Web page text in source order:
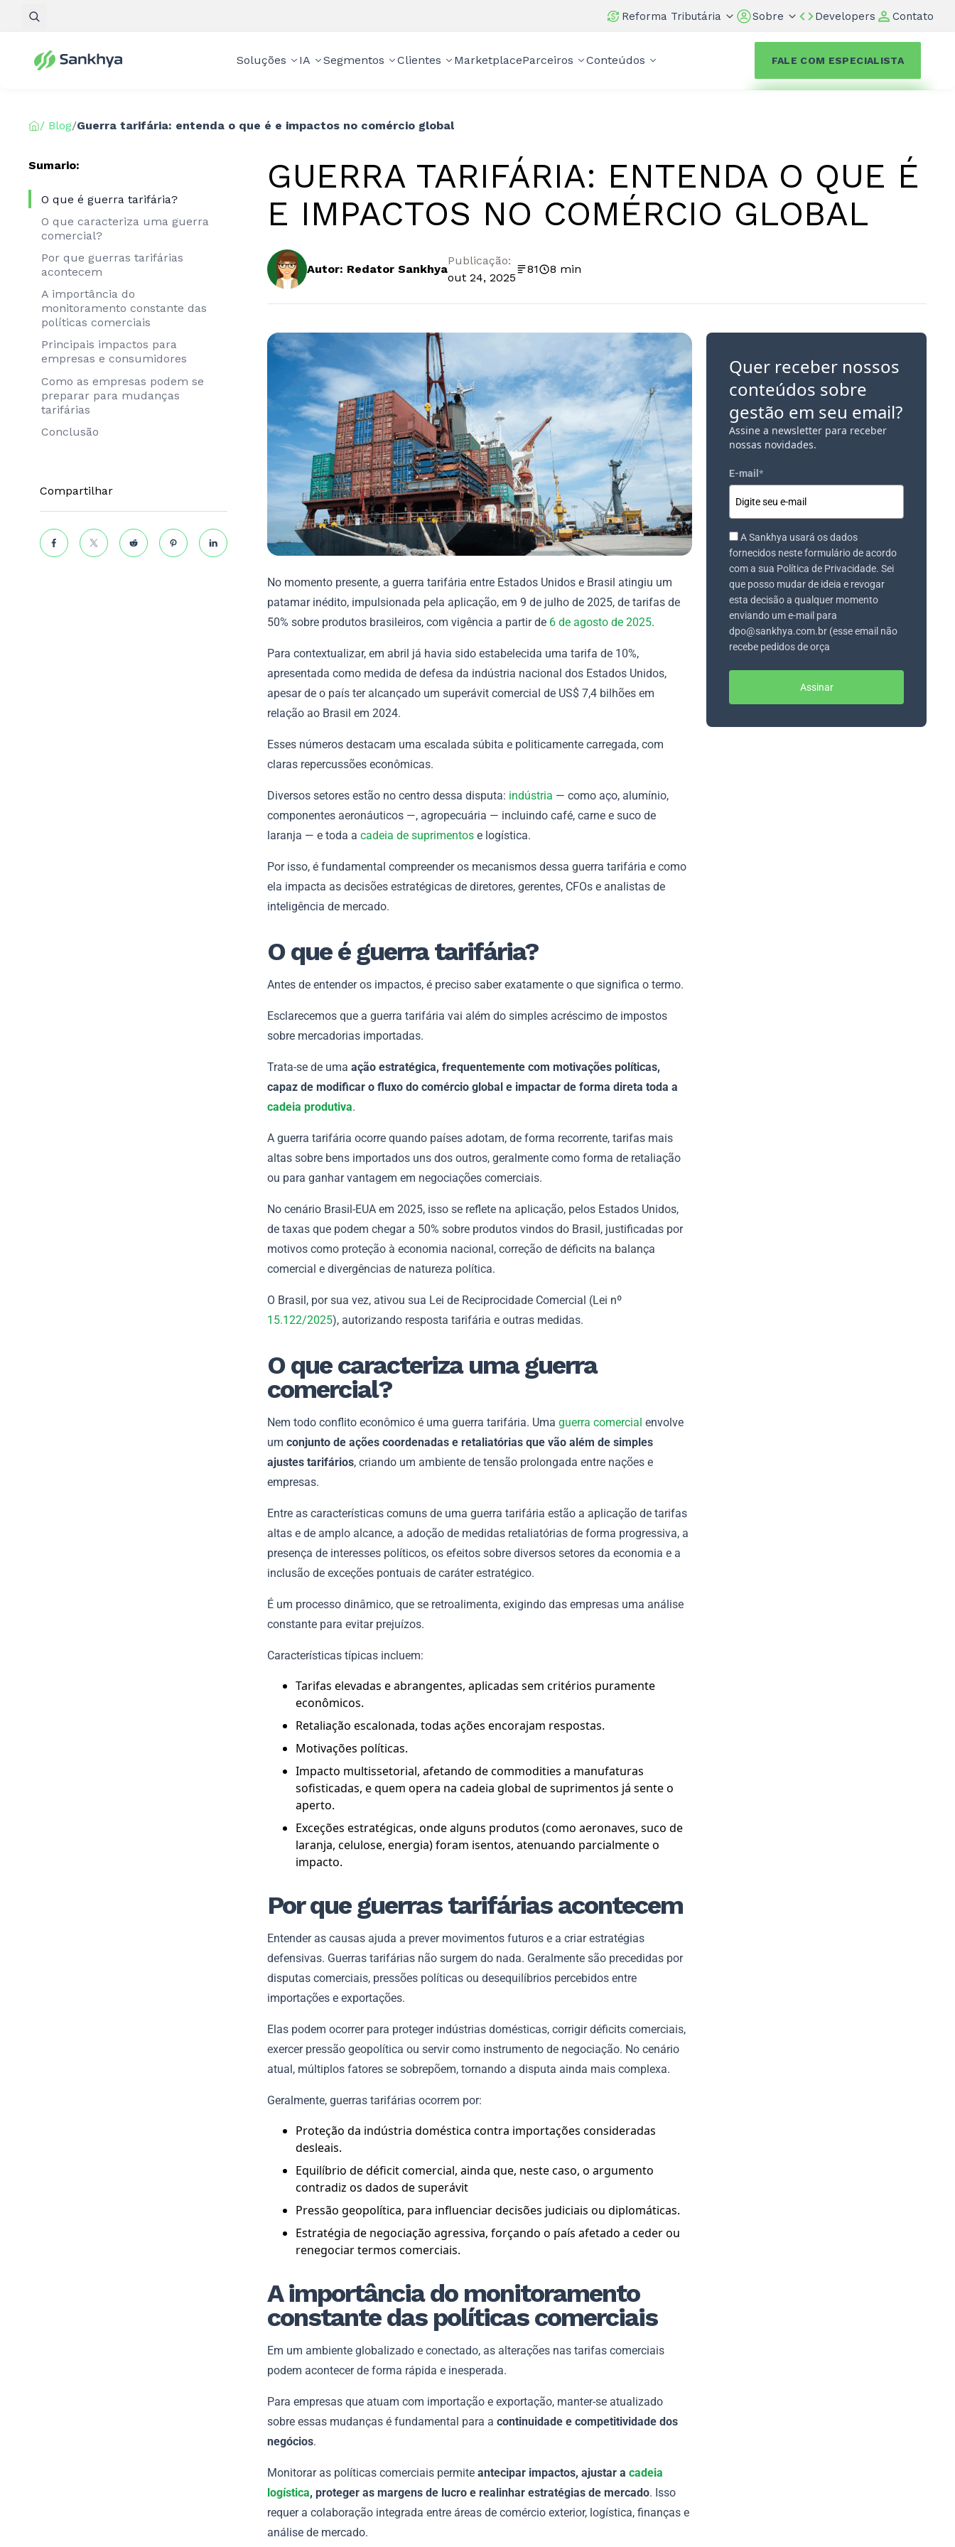
Reforma Tributária Sobre Developers Contato
Soluções IA Segmentos Clientes MarketplaceParceiros Conteúdos FALE COM ESPECIALISTA
/ Blog/Guerra tarifária: entenda o que é e impactos no comércio global
Sumario:
O que é guerra tarifária?
O que caracteriza uma guerra
comercial?
Por que guerras tarifárias
acontecem
A importância do
monitoramento constante das
políticas comerciais
Principais impactos para
empresas e consumidores
Como as empresas podem se
preparar para mudanças
tarifárias
Conclusão
Compartilhar
GUERRA TARIFÁRIA: ENTENDA O QUE É
E IMPACTOS NO COMÉRCIO GLOBAL
Autor: Redator Sankhya
Publicação:
out 24, 2025
81 8 min
No momento presente, a guerra tarifária entre Estados Unidos e Brasil atingiu um
patamar inédito, impulsionada pela aplicação, em 9 de julho de 2025, de tarifas de
50% sobre produtos brasileiros, com vigência a partir de 6 de agosto de 2025.
Para contextualizar, em abril já havia sido estabelecida uma tarifa de 10%,
apresentada como medida de defesa da indústria nacional dos Estados Unidos,
apesar de o país ter alcançado um superávit comercial de US$ 7,4 bilhões em
relação ao Brasil em 2024.
Esses números destacam uma escalada súbita e politicamente carregada, com
claras repercussões econômicas.
Diversos setores estão no centro dessa disputa: indústria — como aço, alumínio,
componentes aeronáuticos —, agropecuária — incluindo café, carne e suco de
laranja — e toda a cadeia de suprimentos e logística.
Por isso, é fundamental compreender os mecanismos dessa guerra tarifária e como
ela impacta as decisões estratégicas de diretores, gerentes, CFOs e analistas de
inteligência de mercado.
O que é guerra tarifária?
Antes de entender os impactos, é preciso saber exatamente o que significa o termo.
Esclarecemos que a guerra tarifária vai além do simples acréscimo de impostos
sobre mercadorias importadas.
Trata-se de uma ação estratégica, frequentemente com motivações políticas,
capaz de modificar o fluxo do comércio global e impactar de forma direta toda a
cadeia produtiva.
A guerra tarifária ocorre quando países adotam, de forma recorrente, tarifas mais
altas sobre bens importados uns dos outros, geralmente como forma de retaliação
ou para ganhar vantagem em negociações comerciais.
No cenário Brasil-EUA em 2025, isso se reflete na aplicação, pelos Estados Unidos,
de taxas que podem chegar a 50% sobre produtos vindos do Brasil, justificadas por
motivos como proteção à economia nacional, correção de déficits na balança
comercial e divergências de natureza política.
O Brasil, por sua vez, ativou sua Lei de Reciprocidade Comercial (Lei nº
15.122/2025), autorizando resposta tarifária e outras medidas.
O que caracteriza uma guerra
comercial?
Nem todo conflito econômico é uma guerra tarifária. Uma guerra comercial envolve
um conjunto de ações coordenadas e retaliatórias que vão além de simples
ajustes tarifários, criando um ambiente de tensão prolongada entre nações e
empresas.
Entre as características comuns de uma guerra tarifária estão a aplicação de tarifas
altas e de amplo alcance, a adoção de medidas retaliatórias de forma progressiva, a
presença de interesses políticos, os efeitos sobre diversos setores da economia e a
inclusão de exceções pontuais de caráter estratégico.
É um processo dinâmico, que se retroalimenta, exigindo das empresas uma análise
constante para evitar prejuízos.
Características típicas incluem:
Tarifas elevadas e abrangentes, aplicadas sem critérios puramente
econômicos.
Retaliação escalonada, todas ações encorajam respostas.
Motivações políticas.
Impacto multissetorial, afetando de commodities a manufaturas
sofisticadas, e quem opera na cadeia global de suprimentos já sente o
aperto.
Exceções estratégicas, onde alguns produtos (como aeronaves, suco de
laranja, celulose, energia) foram isentos, atenuando parcialmente o
impacto.
Por que guerras tarifárias acontecem
Entender as causas ajuda a prever movimentos futuros e a criar estratégias
defensivas. Guerras tarifárias não surgem do nada. Geralmente são precedidas por
disputas comerciais, pressões políticas ou desequilíbrios percebidos entre
importações e exportações.
Elas podem ocorrer para proteger indústrias domésticas, corrigir déficits comerciais,
exercer pressão geopolítica ou servir como instrumento de negociação. No cenário
atual, múltiplos fatores se sobrepõem, tornando a disputa ainda mais complexa.
Geralmente, guerras tarifárias ocorrem por:
Proteção da indústria doméstica contra importações consideradas
desleais.
Equilíbrio de déficit comercial, ainda que, neste caso, o argumento
contradiz os dados de superávit
Pressão geopolítica, para influenciar decisões judiciais ou diplomáticas.
Estratégia de negociação agressiva, forçando o país afetado a ceder ou
renegociar termos comerciais.
A importância do monitoramento
constante das políticas comerciais
Em um ambiente globalizado e conectado, as alterações nas tarifas comerciais
podem acontecer de forma rápida e inesperada.
Para empresas que atuam com importação e exportação, manter-se atualizado
sobre essas mudanças é fundamental para a continuidade e competitividade dos
negócios.
Monitorar as políticas comerciais permite antecipar impactos, ajustar a cadeia
logística, proteger as margens de lucro e realinhar estratégias de mercado. Isso
requer a colaboração integrada entre áreas de comércio exterior, logística, finanças e
análise de mercado.
Quer receber nossos
conteúdos sobre
gestão em seu email?
Assine a newsletter para receber
nossas novidades.
E-mail *
A Sankhya usará os dados
fornecidos neste formulário de acordo
com a sua Política de Privacidade. Sei
que posso mudar de ideia e revogar
esta decisão a qualquer momento
enviando um e-mail para
dpo@sankhya.com.br (esse email não
recebe pedidos de orça
Assinar